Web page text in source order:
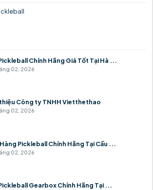
Chính Hãng Giá Tốt Tại Hà ...
02, 2026
Công ty TNHH Vietthethao
02, 2026
Pickleball Chính Hãng Tại Cầu ...
02, 2026
Gearbox Chính Hãng Tại ...